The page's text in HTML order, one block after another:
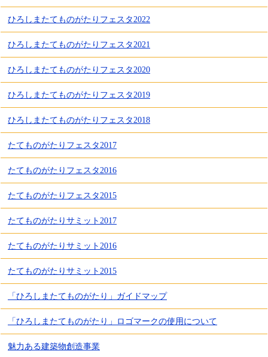
ひろしまたてものがたりフェスタ2022
ひろしまたてものがたりフェスタ2021
ひろしまたてものがたりフェスタ2020
ひろしまたてものがたりフェスタ2019
ひろしまたてものがたりフェスタ2018
たてものがたりフェスタ2017
たてものがたりフェスタ2016
たてものがたりフェスタ2015
たてものがたりサミット2017
たてものがたりサミット2016
たてものがたりサミット2015
「ひろしまたてものがたり」ガイドマップ
「ひろしまたてものがたり」ロゴマークの使用について
魅力ある建築物創造事業